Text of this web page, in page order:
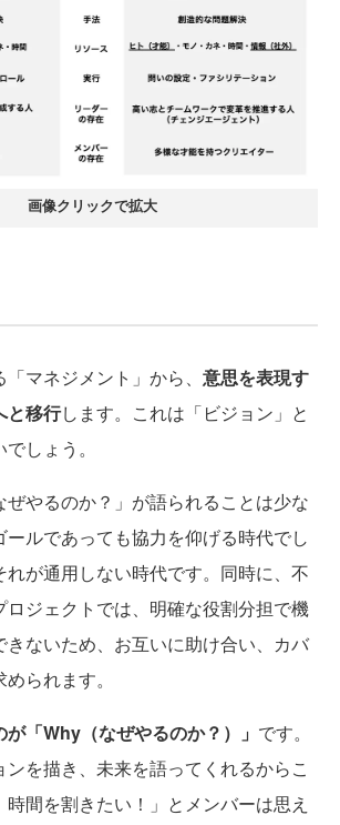
画像クリックで拡大
マネジメント」から、 意思を表現す
と移行します。これは「ビジョン」と
しょう。
やるのか？」が語られることは少な
ールであっても協力を仰げる時代でし
れが通用しない時代です。同時に、不
ロジェクトでは、明確な役割分担で機
きないため、お互いに助け合い、カバ
られます。
「Why（なぜやるのか？）」 です。
ンを描き、未来を語ってくれるからこ
間を割きたい！」とメンバーは思え